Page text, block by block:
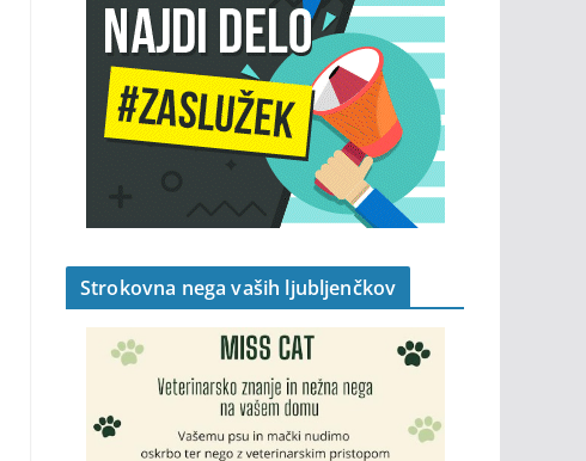
Strokovna nega vaših ljubljenčkov